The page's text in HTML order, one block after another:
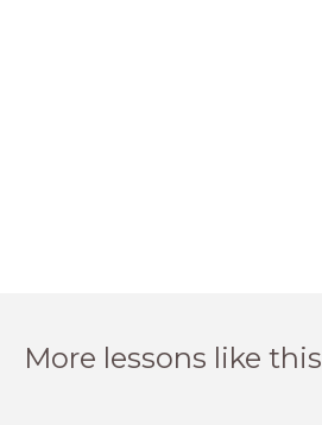
More lessons like this